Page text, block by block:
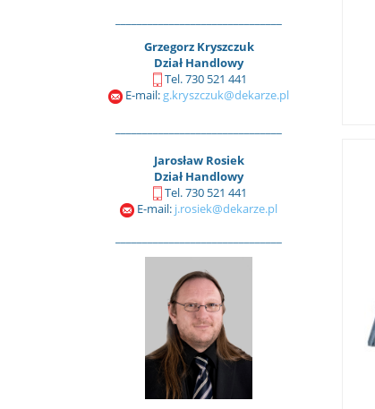
Grzegorz Kryszczuk
Dział Handlowy
Tel. 730 521 441
E-mail: g.kryszczuk@dekarze.pl
Jarosław Rosiek
Dział Handlowy
Tel. 730 521 441
E-mail: j.rosiek@dekarze.pl